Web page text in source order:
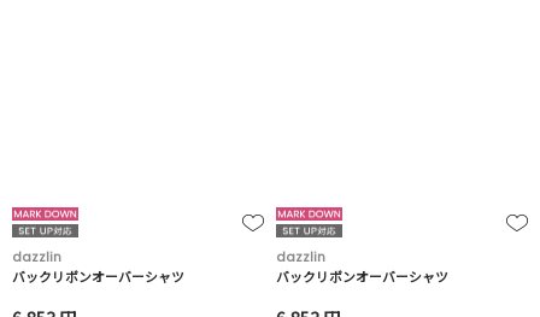
dazzlin
バックリボンオーバーシャツ
dazzlin
バックリボンオーバーシャツ